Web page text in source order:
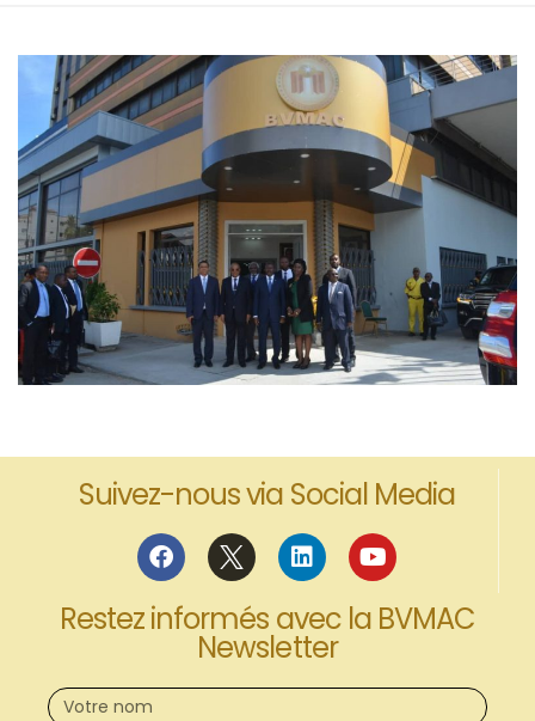
Suivez-nous via Social Media
Restez informés avec la BVMAC
Newsletter